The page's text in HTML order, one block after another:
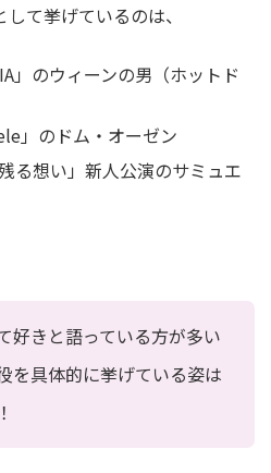
て挙げているのは、
」のウィーンの男（ホットド
」のドム・オーゼン
る想い」新人公演のサミュエ
好きと語っている方が多い
を具体的に挙げている姿は